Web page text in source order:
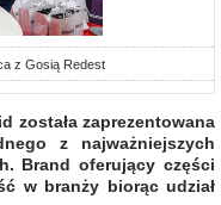
z Gosią Redest
została zaprezentowana
z najważniejszych
Brand oferujący części
w branży biorąc udział